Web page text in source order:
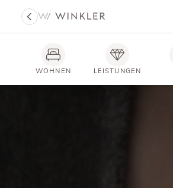
WOHNEN LEISTUNGEN